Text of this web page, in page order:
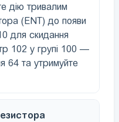
дію тривалим
(ENT) до появи
для скидання
102 у групі 100 —
64 та утримуйте